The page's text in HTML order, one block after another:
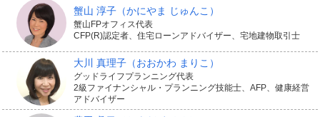
蟹山 淳子 （かにやま じゅんこ）
蟹山FPオフィス代表
CFP(R)認定者、住宅ローンアドバイザー、宅地建物取引士
大川 真理子 （おおかわ まりこ）
グッドライフプランニング代表
2級ファイナンシャル・プランニング技能士、AFP、健康経営
アドバイザー